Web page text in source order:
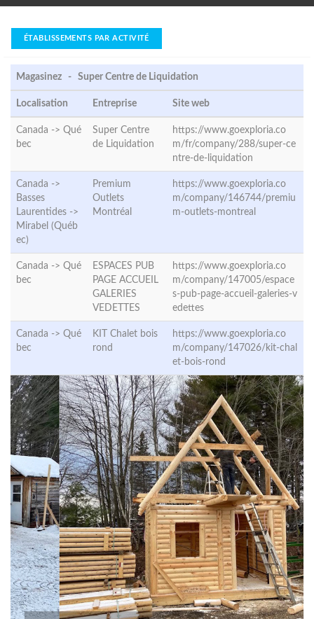
ÉTABLISSEMENTS PAR ACTIVITÉ
Magasinez - Super Centre de Liquidation
Localisation Entreprise Site web
Canada -> Qué
bec
Super Centre
de Liquidation
https://www.goexploria.co
m/fr/company/288/super-ce
ntre-de-liquidation
Canada ->
Basses
Laurentides ->
Mirabel (Québ
ec)
Premium
Outlets
Montréal
https://www.goexploria.co
m/company/146744/premiu
m-outlets-montreal
Canada -> Qué
bec
ESPACES PUB
PAGE ACCUEIL
GALERIES
VEDETTES
https://www.goexploria.co
m/company/147005/espace
s-pub-page-accueil-galeries-v
edettes
Canada -> Qué
bec
KIT Chalet bois
rond
https://www.goexploria.co
m/company/147026/kit-chal
et-bois-rond